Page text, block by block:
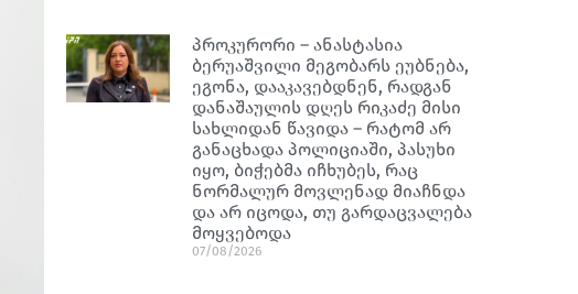
პროკურორი – ანასტასია
ბერუაშვილი მეგობარს ეუბნება,
ეგონა, დააკავებდნენ, რადგან
დანაშაულის დღეს რიკაძე მისი
სახლიდან წავიდა – რატომ არ
განაცხადა პოლიციაში, პასუხი
იყო, ბიჭებმა იჩხუბეს, რაც
ნორმალურ მოვლენად მიაჩნდა
და არ იცოდა, თუ გარდაცვალება
მოყვებოდა
07/08/2026